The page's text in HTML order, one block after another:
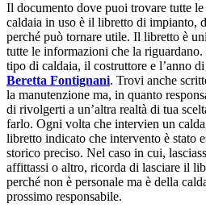
Il documento dove puoi trovare tutte
caldaia in uso è il libretto di impianto,
perché può tornare utile. Il libretto è
tutte le informazioni che la
tipo di caldaia, il costruttore e l’anno di
Beretta Fontignani. Trovi anche
la manutenzione ma, in quanto
di rivolgerti a un’altra realtà di tua
farlo. Ogni volta che intervien un
libretto indicato che intervento è stato
storico preciso. Nel caso in cui,
affittassi o altro, ricorda di lasciare il
perché non è personale ma è della
prossimo responsabile.